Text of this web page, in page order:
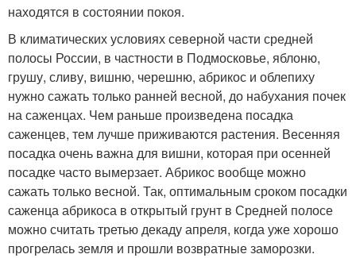
находятся в состоянии покоя.
В климатических условиях северной части средней
полосы России, в частности в Подмосковье, яблоню,
грушу, сливу, вишню, черешню, абрикос и облепиху
нужно сажать только ранней весной, до набухания почек
на саженцах. Чем раньше произведена посадка
саженцев, тем лучше приживаются растения. Весенняя
посадка очень важна для вишни, которая при осенней
посадке часто вымерзает. Абрикос вообще можно
сажать только весной. Так, оптимальным сроком посадки
саженца абрикоса в открытый грунт в Средней полосе
можно считать третью декаду апреля, когда уже хорошо
прогрелась земля и прошли возвратные заморозки.